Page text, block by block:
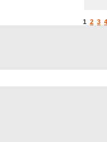
1 2 3 4